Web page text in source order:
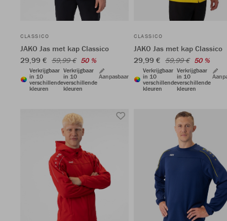
CLASSICO
JAKO Jas met kap Classico
29,99 € 59,99 € 50 %
Verkrijgbaar
in 10
verschillende
kleuren
Verkrijgbaar
in 10
verschillende
kleuren
Aanpasbaar
CLASSICO
JAKO Jas met kap Classico
29,99 € 59,99 € 50 %
Verkrijgbaar
in 10
verschillende
kleuren
Verkrijgbaar
in 10
verschillende
kleuren